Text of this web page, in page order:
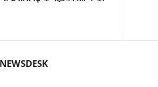
NEWSDESK